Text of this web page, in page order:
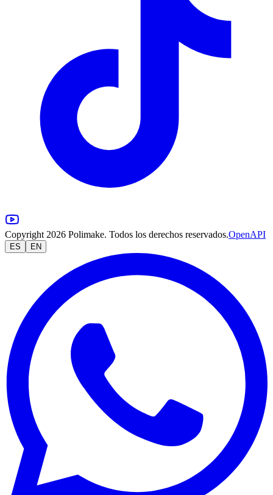
Copyright 2026 Polimake. Todos los derechos reservados.OpenAPI
ES EN